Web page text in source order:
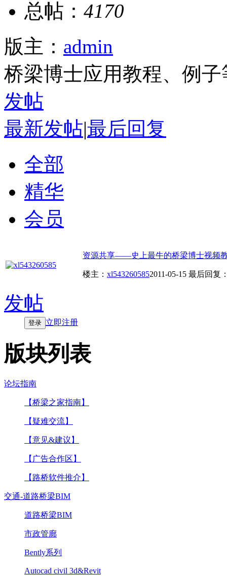
总帖： 4170
版主： admin
桥梁博士应用教程、例子
发帖
最新发帖|最后回复
全部
精华
会员
资源共享——史上最牛的桥梁博士视频
楼主： xl5432605852011-05-15 最后回复
发帖
登录 立即注册
版块列表
论坛指南
【桥梁之家指南】
【疑难交流】
【意见&建议】
【广告合作区】
【路桥软件推介】
交通-道路桥梁BIM
道路桥梁BIM
市政管廊
Bently系列
Autocad civil 3d&Revit